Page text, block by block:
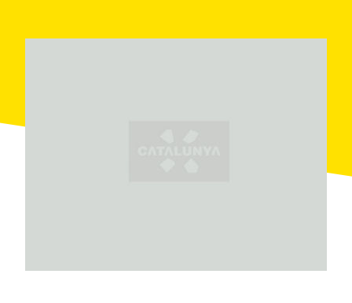
Fenstern des gleichen Typs zu bewundern. Des